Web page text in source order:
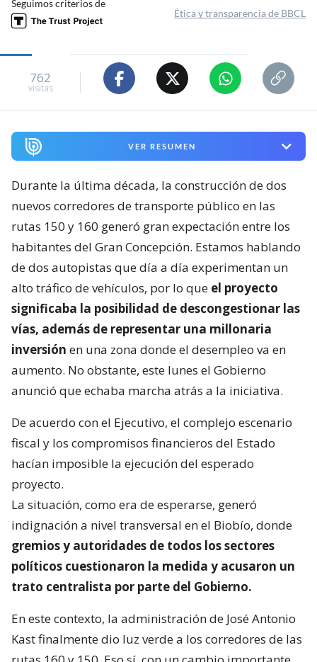
Seguimos criterios de
Ética y transparencia de BBCL
762
visitas
VER RESUMEN
Durante la última década, la construcción de dos
nuevos corredores de transporte público en las
rutas 150 y 160 generó gran expectación entre los
habitantes del Gran Concepción. Estamos hablando
de dos autopistas que día a día experimentan un
alto tráfico de vehículos, por lo que el proyecto
significaba la posibilidad de descongestionar las
vías, además de representar una millonaria
inversión en una zona donde el desempleo va en
aumento. No obstante, este lunes el Gobierno
anunció que echaba marcha atrás a la iniciativa.
De acuerdo con el Ejecutivo, el complejo escenario
fiscal y los compromisos financieros del Estado
hacían imposible la ejecución del esperado
proyecto.
La situación, como era de esperarse, generó
indignación a nivel transversal en el Biobío, donde
gremios y autoridades de todos los sectores
políticos cuestionaron la medida y acusaron un
trato centralista por parte del Gobierno.
En este contexto, la administración de José Antonio
Kast finalmente dio luz verde a los corredores de las